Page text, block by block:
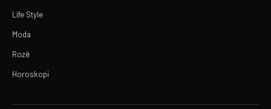
Life Style
Moda
Rozë
Horoskopi